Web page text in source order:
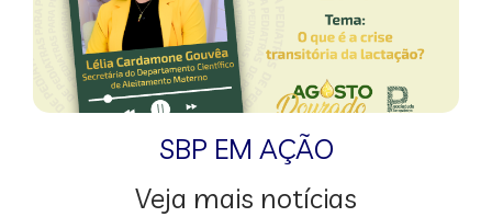
SBP EM AÇÃO
Veja mais notícias